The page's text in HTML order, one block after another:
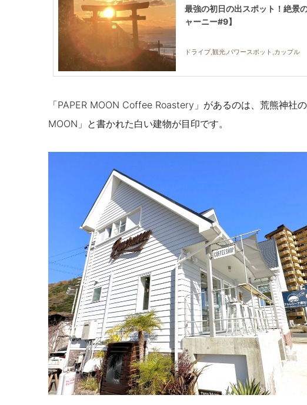
最強の初日の出スポット！絶景
ャーニー#9】
ドライブ,観光,パワースポット,カップル
「PAPER MOON Coffee Roastery」があるのは、荒熊神社
MOON」と書かれた白い建物が目印です。